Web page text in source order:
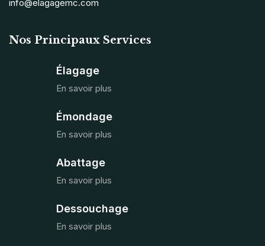
info@elagagemc.com
Nos Principaux Services
Élagage
En savoir plus
Émondage
En savoir plus
Abattage
En savoir plus
Dessouchage
En savoir plus